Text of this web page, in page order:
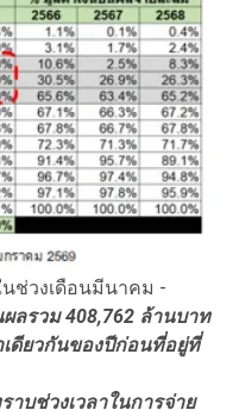
ช่วงเดือนมีนาคม -
ลรวม 408,762 ล้านบาท
เดียวกันของปีก่อนที่อยู่ที่
บช่วงเวลาในการจ่าย